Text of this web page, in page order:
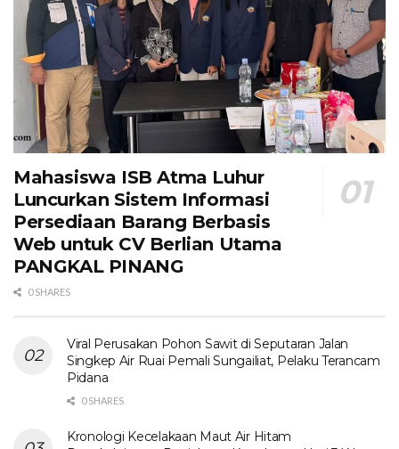
Mahasiswa ISB Atma Luhur
Luncurkan Sistem Informasi
Persediaan Barang Berbasis
Web untuk CV Berlian Utama​
PANGKAL PINANG
0 SHARES
Viral Perusakan Pohon Sawit di Seputaran Jalan
Singkep Air Ruai Pemali Sungailiat, Pelaku Terancam
Pidana
0 SHARES
Kronologi Kecelakaan Maut Air Hitam